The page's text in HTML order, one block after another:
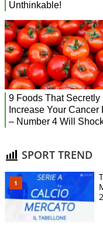
SPORT TREND